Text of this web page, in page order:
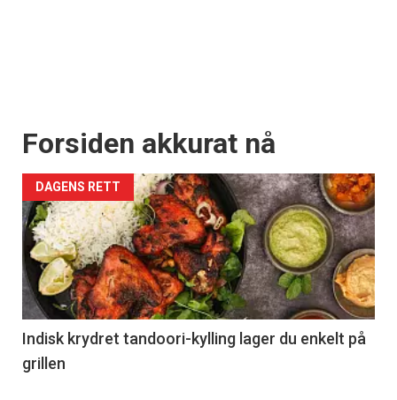
Forsiden akkurat nå
DAGENS RETT
Indisk krydret tandoori-kylling lager du enkelt på
grillen